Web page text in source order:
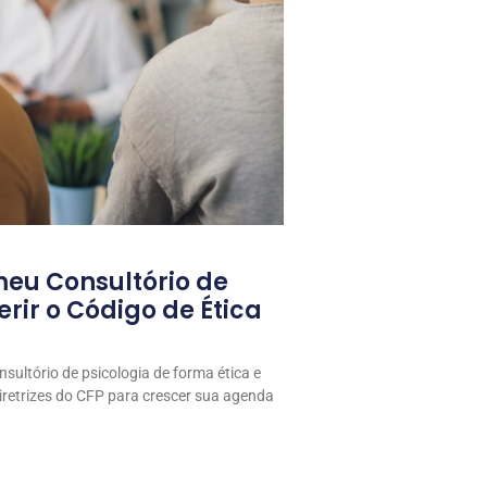
Consultório de
o Código de Ética
de psicologia de forma ética e
do CFP para crescer sua agenda